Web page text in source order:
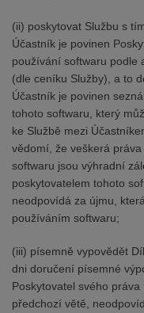
(ii) poskytovat Službu s
Účastník je povinen
používání softwaru podle
(dle ceníku Služby), a to
Účastník je povinen
tohoto softwaru, který
ke Službě mezi
vědomí, že veškerá
softwaru jsou výhradní
poskytovatelem tohoto
neodpovídá za újmu,
používáním softwaru;
(iii) písemně vypovědět
dni doručení písemné
Poskytovatel svého
předchozí větě,